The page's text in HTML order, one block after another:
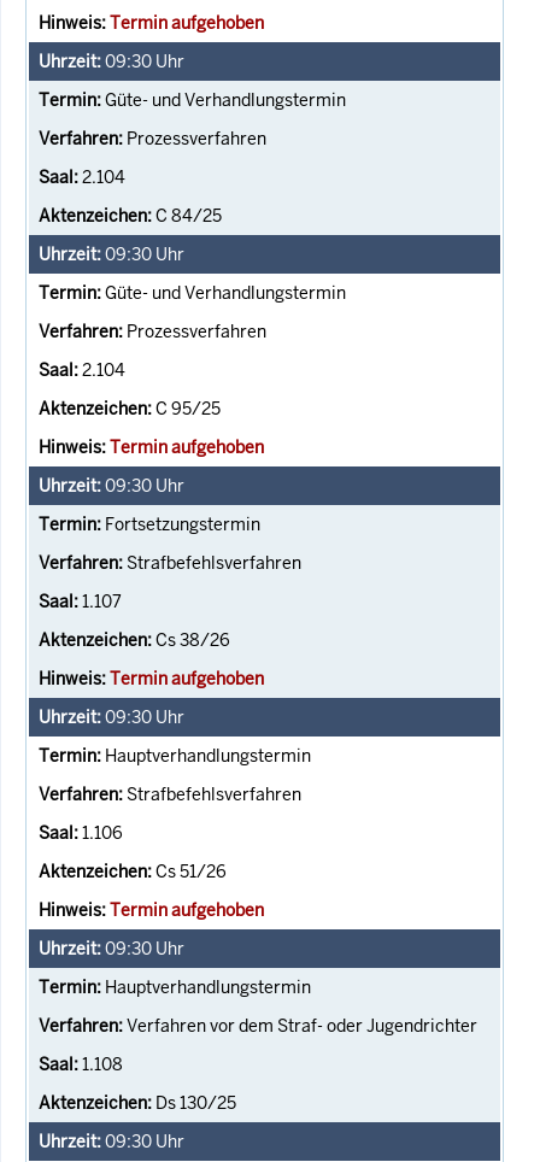
Termin aufgehoben
09:30 Uhr
Güte- und Verhandlungstermin
Prozessverfahren
2.104
C 84/25
09:30 Uhr
Güte- und Verhandlungstermin
Prozessverfahren
2.104
C 95/25
Termin aufgehoben
09:30 Uhr
Fortsetzungstermin
Strafbefehlsverfahren
1.107
Cs 38/26
Termin aufgehoben
09:30 Uhr
Hauptverhandlungstermin
Strafbefehlsverfahren
1.106
Cs 51/26
Termin aufgehoben
09:30 Uhr
Hauptverhandlungstermin
Verfahren vor dem Straf- oder Jugendrichter
1.108
Ds 130/25
09:30 Uhr